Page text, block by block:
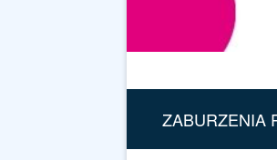
ZABURZENIA